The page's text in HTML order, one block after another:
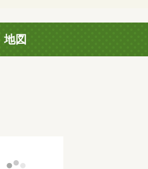
地図